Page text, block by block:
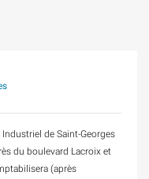
de Saint-Georges
du boulevard Lacroix et
(après